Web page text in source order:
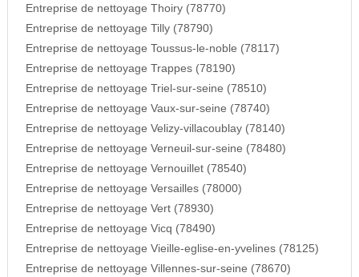
Entreprise de nettoyage Thoiry (78770)
Entreprise de nettoyage Tilly (78790)
Entreprise de nettoyage Toussus-le-noble (78117)
Entreprise de nettoyage Trappes (78190)
Entreprise de nettoyage Triel-sur-seine (78510)
Entreprise de nettoyage Vaux-sur-seine (78740)
Entreprise de nettoyage Velizy-villacoublay (78140)
Entreprise de nettoyage Verneuil-sur-seine (78480)
Entreprise de nettoyage Vernouillet (78540)
Entreprise de nettoyage Versailles (78000)
Entreprise de nettoyage Vert (78930)
Entreprise de nettoyage Vicq (78490)
Entreprise de nettoyage Vieille-eglise-en-yvelines (78125)
Entreprise de nettoyage Villennes-sur-seine (78670)